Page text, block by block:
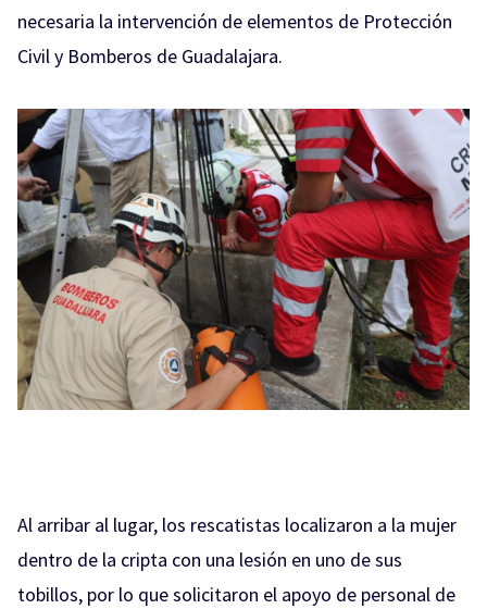
necesaria la intervención de elementos de Protección
Civil y Bomberos de Guadalajara.
Al arribar al lugar, los rescatistas localizaron a la mujer
dentro de la cripta con una lesión en uno de sus
tobillos, por lo que solicitaron el apoyo de personal de